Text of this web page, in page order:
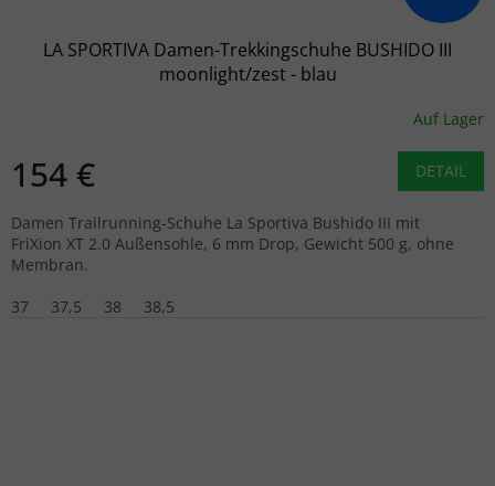
LA SPORTIVA Damen-Trekkingschuhe BUSHIDO III
moonlight/zest - blau
Auf Lager
154 € DETAIL
Damen Trailrunning-Schuhe La Sportiva Bushido III mit
FriXion XT 2.0 Außensohle, 6 mm Drop, Gewicht 500 g, ohne
Membran.
37
37,5 38 38,5